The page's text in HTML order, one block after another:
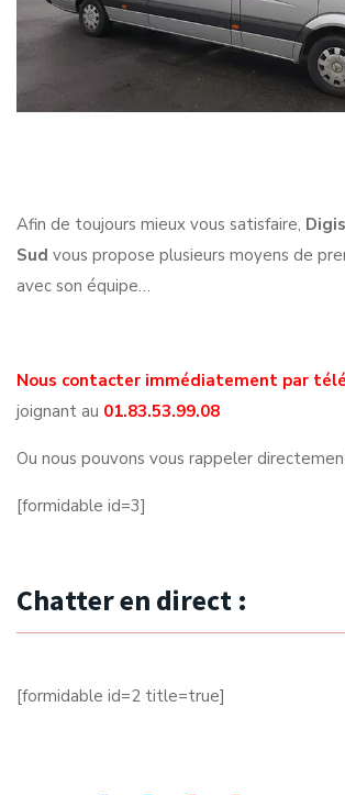
Afin de toujours mieux vous satisfaire,
Sud vous propose plusieurs moyens de
avec son équipe…
Nous contacter immédiatement par
joignant au 01.83.53.99.08
Ou nous pouvons vous rappeler
[formidable id=3]
Chatter en direct :
[formidable id=2 title=true]